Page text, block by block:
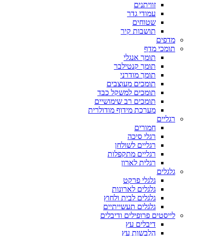
זוויתנים
עמודי גדר
שטוחים
תושבות קיר
מדפים
תומכי מדף
תומך אנגלי
תומך קנטילבר
תומך מודרני
תומכים מעוצבים
תומכים למשקל כבד
תומכים רב שימושיים
מערכת מידוף מודולרית
רגליים
חמורים
רגלי סיכה
רגליים לשולחן
רגליים מתקפלות
רגלית לארון
גלגלים
גלגלי פרקט
גלגלים לארונות
גלגלים לבית ולחוץ
גלגלים תעשייתיים
לייסטים פרופילים ודיבלים
דיבלים עץ
הלבשות עץ